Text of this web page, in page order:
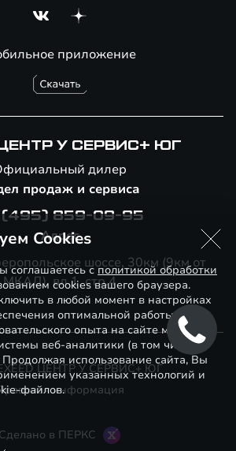
приложение
ЦЕНТР У СЕРВИС+ ЮГ
дилер
продаж и сервиса
(495) 859-09-95
Адрес
шоссе, 30км (9км от
МКАД), вл.1, стр.4
ЦЕНТР У СЕРВИС+ ЮГ
информация
Сделано в ПЕРКС
Cookies
соглашаетесь сполитикой обработки
cookies вашего браузера.
в любой момент в настройках
оптимальной работы и
опыта на сайте могут
веб-аналитики (в том числе
использование сайта, Вы
указанных технологий и
файлов.